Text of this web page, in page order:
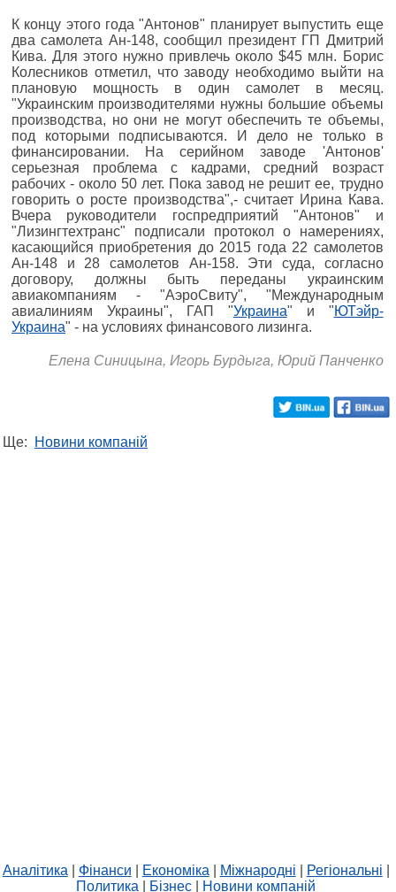
К концу этого года "Антонов" планирует выпустить еще
два самолета Ан-148, сообщил президент ГП Дмитрий
Кива. Для этого нужно привлечь около $45 млн. Борис
Колесников отметил, что заводу необходимо выйти на
плановую мощность в один самолет в месяц.
"Украинским производителями нужны большие объемы
производства, но они не могут обеспечить те объемы,
под которыми подписываются. И дело не только в
финансировании. На серийном заводе 'Антонов'
серьезная проблема с кадрами, средний возраст
рабочих - около 50 лет. Пока завод не решит ее, трудно
говорить о росте производства",- считает Ирина Кава.
Вчера руководители госпредприятий "Антонов" и
"Лизингтехтранс" подписали протокол о намерениях,
касающийся приобретения до 2015 года 22 самолетов
Ан-148 и 28 самолетов Ан-158. Эти суда, согласно
договору, должны быть переданы украинским
авиакомпаниям - "АэроСвиту", "Международным
авиалиниям Украины", ГАП "Украина" и "ЮТэйр-
Украина" - на условиях финансового лизинга.
Елена Синицына, Игорь Бурдыга, Юрий Панченко
Ще: Новини компаній
Аналітика Фінанси Економіка Міжнародні Регіональні
Политика
Бізнес Новини компаній